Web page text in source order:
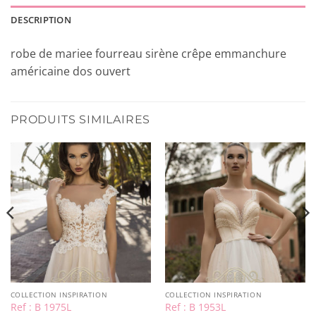
DESCRIPTION
robe de mariee fourreau sirène crêpe emmanchure
américaine dos ouvert
PRODUITS SIMILAIRES
COLLECTION INSPIRATION
Ref : B 1975L
COLLECTION INSPIRATION
Ref : B 1953L